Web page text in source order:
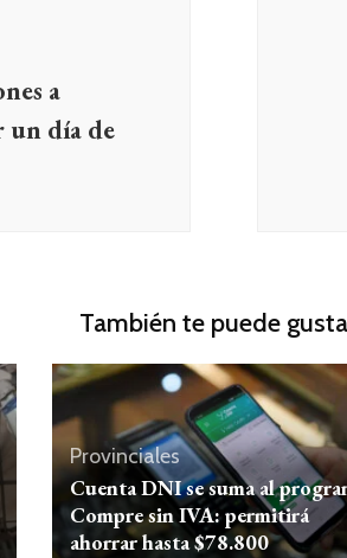
a
un día de
También te puede
Provinciales
Cuenta DNI se suma al
Compre sin IVA: permitirá
ahorrar hasta $78.800